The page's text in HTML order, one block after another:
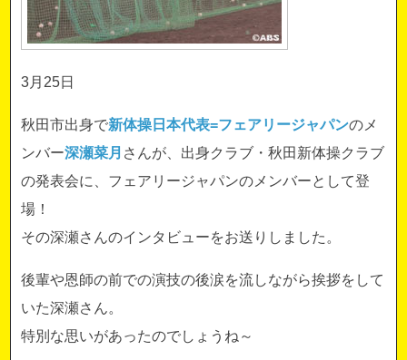
3月25日
秋田市出身で新体操日本代表=フェアリージャパンのメ
ンバー深瀬菜月 さんが、出身クラブ・秋田新体操クラブ
の発表会に、フェアリージャパンのメンバーとして登
場！
その深瀬さんのインタビューをお送りしました。
後輩や恩師の前での演技の後涙を流しながら挨拶をして
いた深瀬さん。
特別な思いがあったのでしょうね～